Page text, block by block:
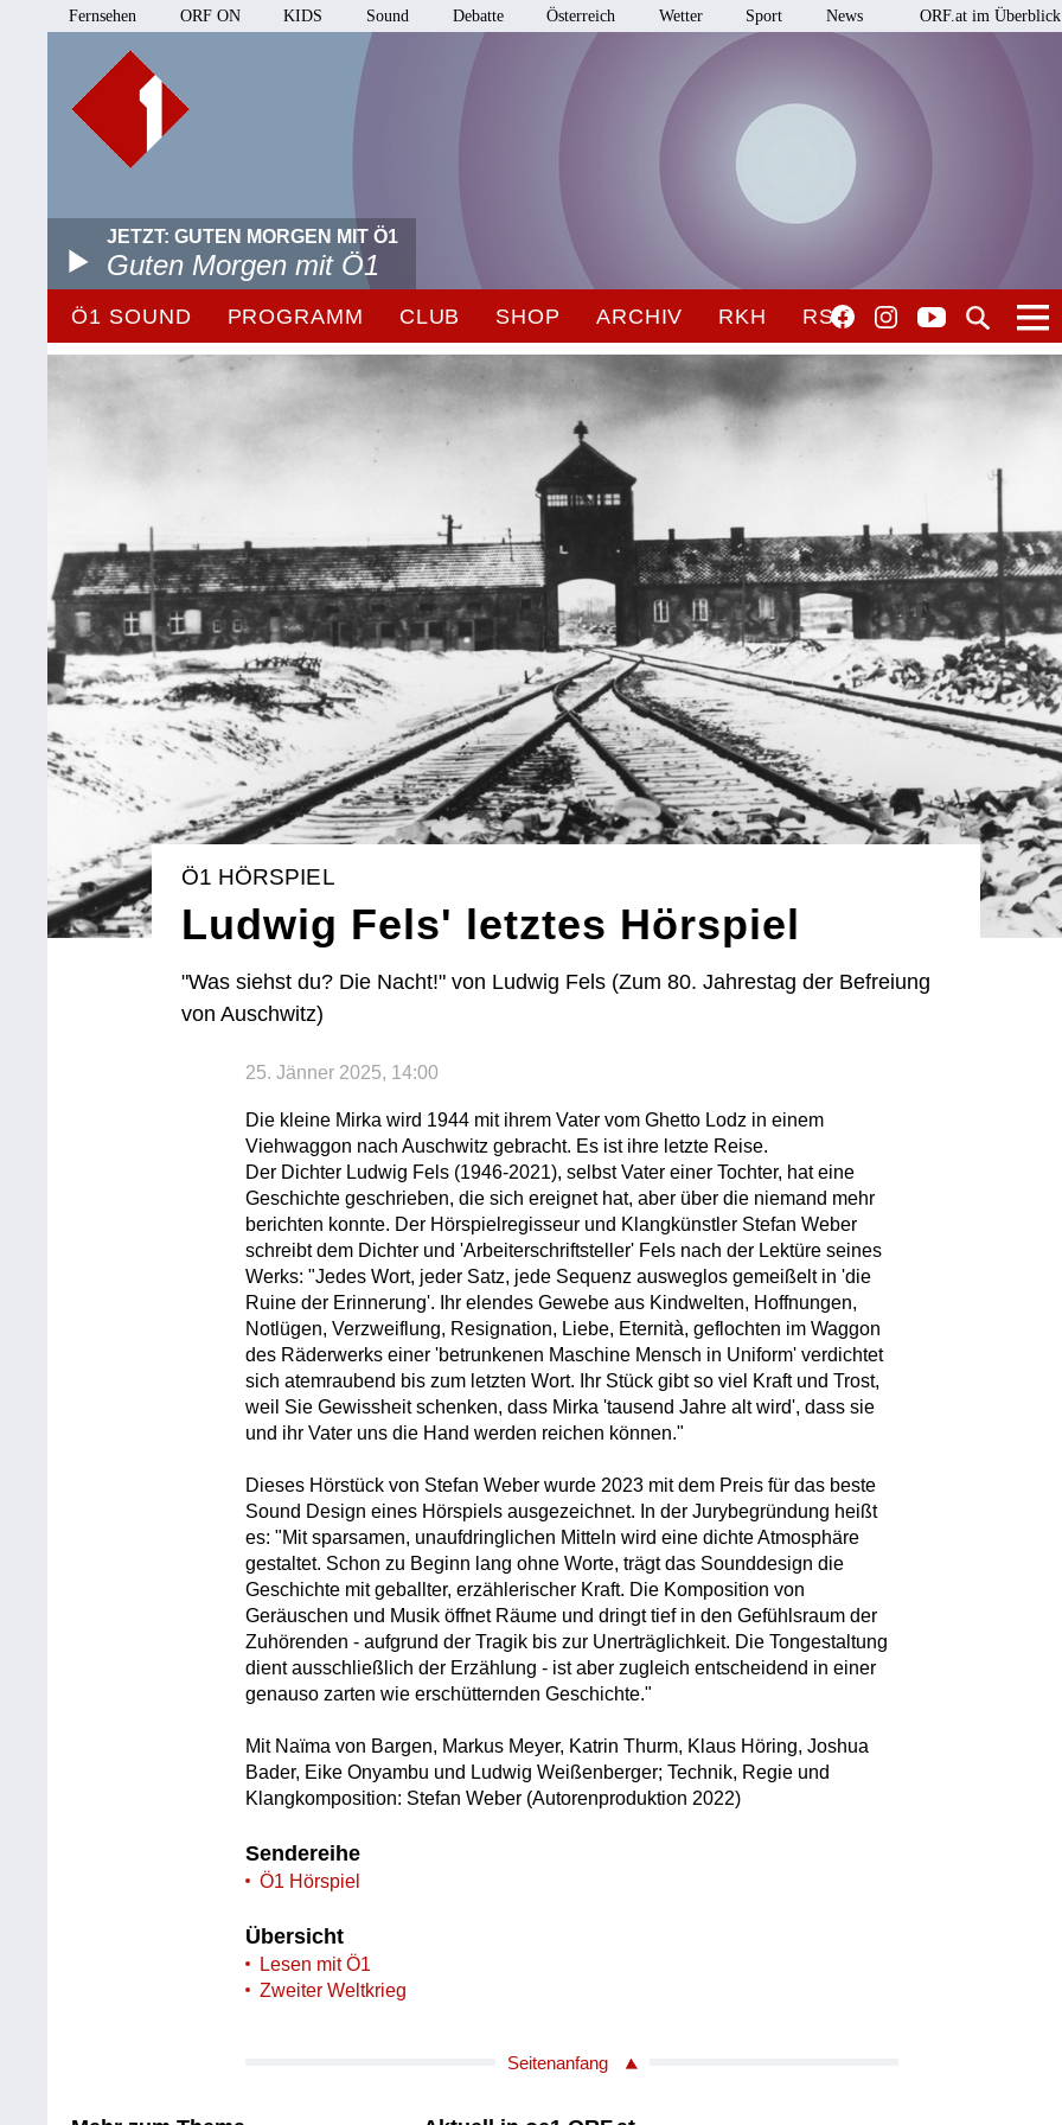
Fernsehen ORF ON KIDS Sound Debatte Österreich Wetter Sport News ORF.at im Überblick
JETZT: GUTEN MORGEN MIT Ö1
Guten Morgen mit Ö1
Ö1 SOUND PROGRAMM CLUB SHOP ARCHIV RKH RSO
Ö1 HÖRSPIEL
Ludwig Fels' letztes Hörspiel
"Was siehst du? Die Nacht!" von Ludwig Fels (Zum 80. Jahrestag der Befreiung
von Auschwitz)
25. Jänner 2025, 14:00
Die kleine Mirka wird 1944 mit ihrem Vater vom Ghetto Lodz in einem
Viehwaggon nach Auschwitz gebracht. Es ist ihre letzte Reise.
Der Dichter Ludwig Fels (1946-2021), selbst Vater einer Tochter, hat eine
Geschichte geschrieben, die sich ereignet hat, aber über die niemand mehr
berichten konnte. Der Hörspielregisseur und Klangkünstler Stefan Weber
schreibt dem Dichter und 'Arbeiterschriftsteller' Fels nach der Lektüre seines
Werks: "Jedes Wort, jeder Satz, jede Sequenz ausweglos gemeißelt in 'die
Ruine der Erinnerung'. Ihr elendes Gewebe aus Kindwelten, Hoffnungen,
Notlügen, Verzweiflung, Resignation, Liebe, Eternità, geflochten im Waggon
des Räderwerks einer 'betrunkenen Maschine Mensch in Uniform' verdichtet
sich atemraubend bis zum letzten Wort. Ihr Stück gibt so viel Kraft und Trost,
weil Sie Gewissheit schenken, dass Mirka 'tausend Jahre alt wird', dass sie
und ihr Vater uns die Hand werden reichen können."
Dieses Hörstück von Stefan Weber wurde 2023 mit dem Preis für das beste
Sound Design eines Hörspiels ausgezeichnet. In der Jurybegründung heißt
es: "Mit sparsamen, unaufdringlichen Mitteln wird eine dichte Atmosphäre
gestaltet. Schon zu Beginn lang ohne Worte, trägt das Sounddesign die
Geschichte mit geballter, erzählerischer Kraft. Die Komposition von
Geräuschen und Musik öffnet Räume und dringt tief in den Gefühlsraum der
Zuhörenden - aufgrund der Tragik bis zur Unerträglichkeit. Die Tongestaltung
dient ausschließlich der Erzählung - ist aber zugleich entscheidend in einer
genauso zarten wie erschütternden Geschichte."
Mit Naïma von Bargen, Markus Meyer, Katrin Thurm, Klaus Höring, Joshua
Bader, Eike Onyambu und Ludwig Weißenberger; Technik, Regie und
Klangkomposition: Stefan Weber (Autorenproduktion 2022)
Sendereihe
Ö1 Hörspiel
Übersicht
Lesen mit Ö1
Zweiter Weltkrieg
Seitenanfang